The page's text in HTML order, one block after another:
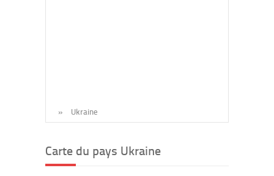
» Ukraine
Carte du pays Ukraine